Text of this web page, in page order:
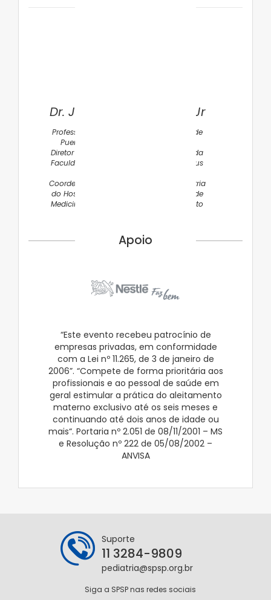
Dr. José Simon Camelo Jr
Professor Associado do Departamento de
Puericultura e Pediatria da FMRP-USP
Diretor Clínico do Hospital das Clínicas da
Faculdade de Medicina da USP - Campus
Coordenador dos Laboratórios de Pediatria
do Hospital das Clínicas da Faculdade de
Medicina da USP - Campus Ribeirão Preto
Apoio
“Este evento recebeu patrocínio de
empresas privadas, em conformidade
com a Lei nº 11.265, de 3 de janeiro de
2006”. “Compete de forma prioritária aos
profissionais e ao pessoal de saúde em
geral estimular a prática do aleitamento
materno exclusivo até os seis meses e
continuando até dois anos de idade ou
mais“. Portaria nº 2.051 de 08/11/2001 – MS
e Resolução nº 222 de 05/08/2002 –
ANVISA
Suporte
11 3284-9809
pediatria@spsp.org.br
Siga a SPSP nas redes sociais